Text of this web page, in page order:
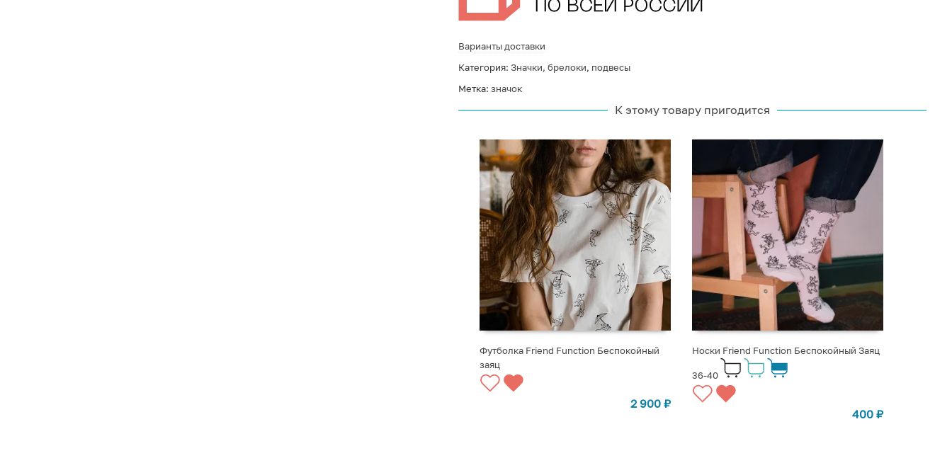
Варианты доставки
Категория: Значки, брелоки, подвесы
Метка: значок
К этому товару пригодится
ВЫБРАТЬ ВАРИАНТЫ
Футболка Friend Function Беспокойный
заяц
2 900 ₽
Носки Friend Function Беспокойный Заяц
36-40
400 ₽